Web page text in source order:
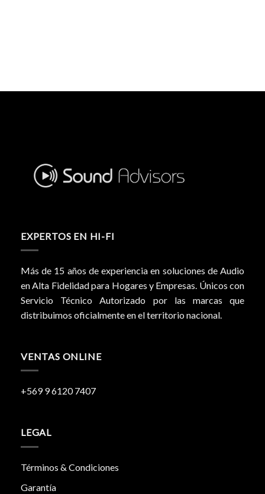
EXPERTOS EN HI-FI
Más de 15 años de experiencia en soluciones de Audio
en Alta Fidelidad para Hogares y Empresas. Únicos con
Servicio Técnico Autorizado por las marcas que
distribuimos oficialmente en el territorio nacional.
VENTAS ONLINE
+569 9 6120 7407
LEGAL
Términos & Condiciones
Garantía